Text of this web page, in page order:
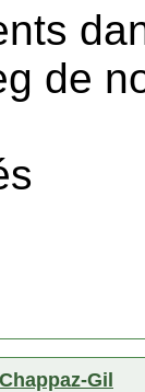
de
Gil